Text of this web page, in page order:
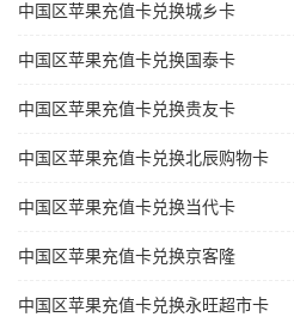
中国区苹果充值卡兑换城乡卡
中国区苹果充值卡兑换国泰卡
中国区苹果充值卡兑换贵友卡
中国区苹果充值卡兑换北辰购物卡
中国区苹果充值卡兑换当代卡
中国区苹果充值卡兑换京客隆
中国区苹果充值卡兑换永旺超市卡